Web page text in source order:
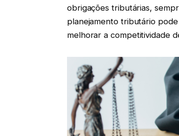
obrigações tributárias,
planejamento tributário
melhorar a competitividade